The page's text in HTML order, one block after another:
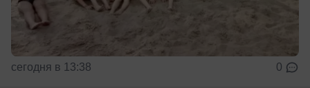
сегодня в 13:38 0